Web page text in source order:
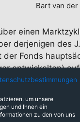
Bart van der
einen
derjenigen des
Fonds
entwickelten)
werden,
um unsere
und Ihnen ein
zu den von uns